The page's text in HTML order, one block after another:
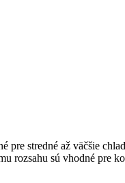
pre stredné až väčšie
rozsahu sú vhodné pre